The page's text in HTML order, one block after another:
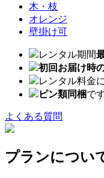
木・枝
オレンジ
壁掛け可
レンタル期間
初回お届け時
レンタル料金に
ピン類同梱で
よくある質問
プランについ